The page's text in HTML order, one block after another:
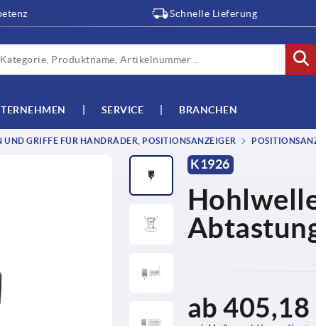
Schnelle Lieferung
SERVICE BRANCHEN
UND GRIFFE FÜR HANDRÄDER, POSITIONSANZEIGER
K1926
ab405,18